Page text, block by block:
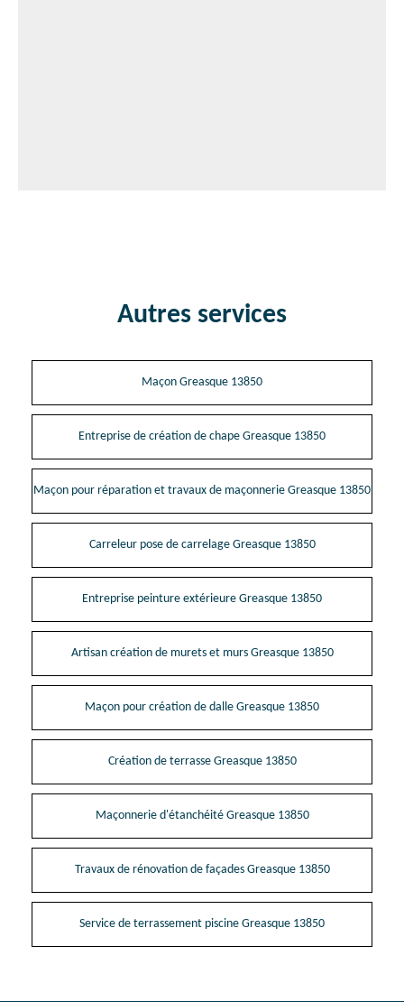
Autres services
Maçon Greasque 13850
Entreprise de création de chape Greasque 13850
Maçon pour réparation et travaux de maçonnerie Greasque 13850
Carreleur pose de carrelage Greasque 13850
Entreprise peinture extérieure Greasque 13850
Artisan création de murets et murs Greasque 13850
Maçon pour création de dalle Greasque 13850
Création de terrasse Greasque 13850
Maçonnerie d'étanchéité Greasque 13850
Travaux de rénovation de façades Greasque 13850
Service de terrassement piscine Greasque 13850